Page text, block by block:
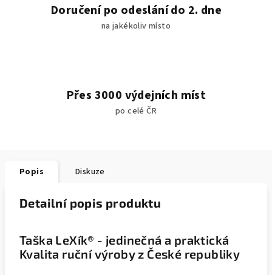
Doručení po odeslání do 2. dne
na jakékoliv místo
Přes 3000 výdejních míst
po celé ČR
Popis Diskuze
Detailní popis produktu
Taška LeXík® - jedinečná a praktická
Kvalita ruční výroby z České republiky